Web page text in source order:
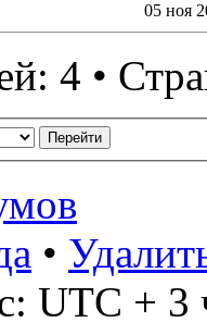
05 ноя
4 •
•
UTC + 3